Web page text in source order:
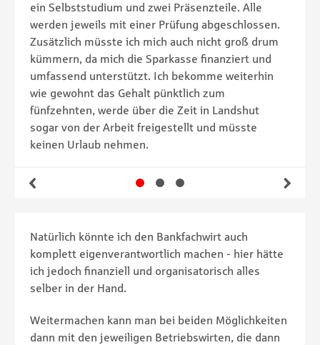
ein Selbststudium und zwei Präsenzteile. Alle
werden jeweils mit einer Prüfung abgeschlossen.
Zusätzlich müsste ich mich auch nicht groß drum
kümmern, da mich die Sparkasse finanziert und
umfassend unterstützt. Ich bekomme weiterhin
wie gewohnt das Gehalt pünktlich zum
fünfzehnten, werde über die Zeit in Landshut
sogar von der Arbeit freigestellt und müsste
keinen Urlaub nehmen.
Gehe zu Slide 1
Gehe zu Slide 2
Natürlich könnte ich den Bankfachwirt auch
komplett eigenverantwortlich machen - hier hätte
ich jedoch finanziell und organisatorisch alles
selber in der Hand.
Weitermachen kann man bei beiden Möglichkeiten
dann mit den jeweiligen Betriebswirten, die dann